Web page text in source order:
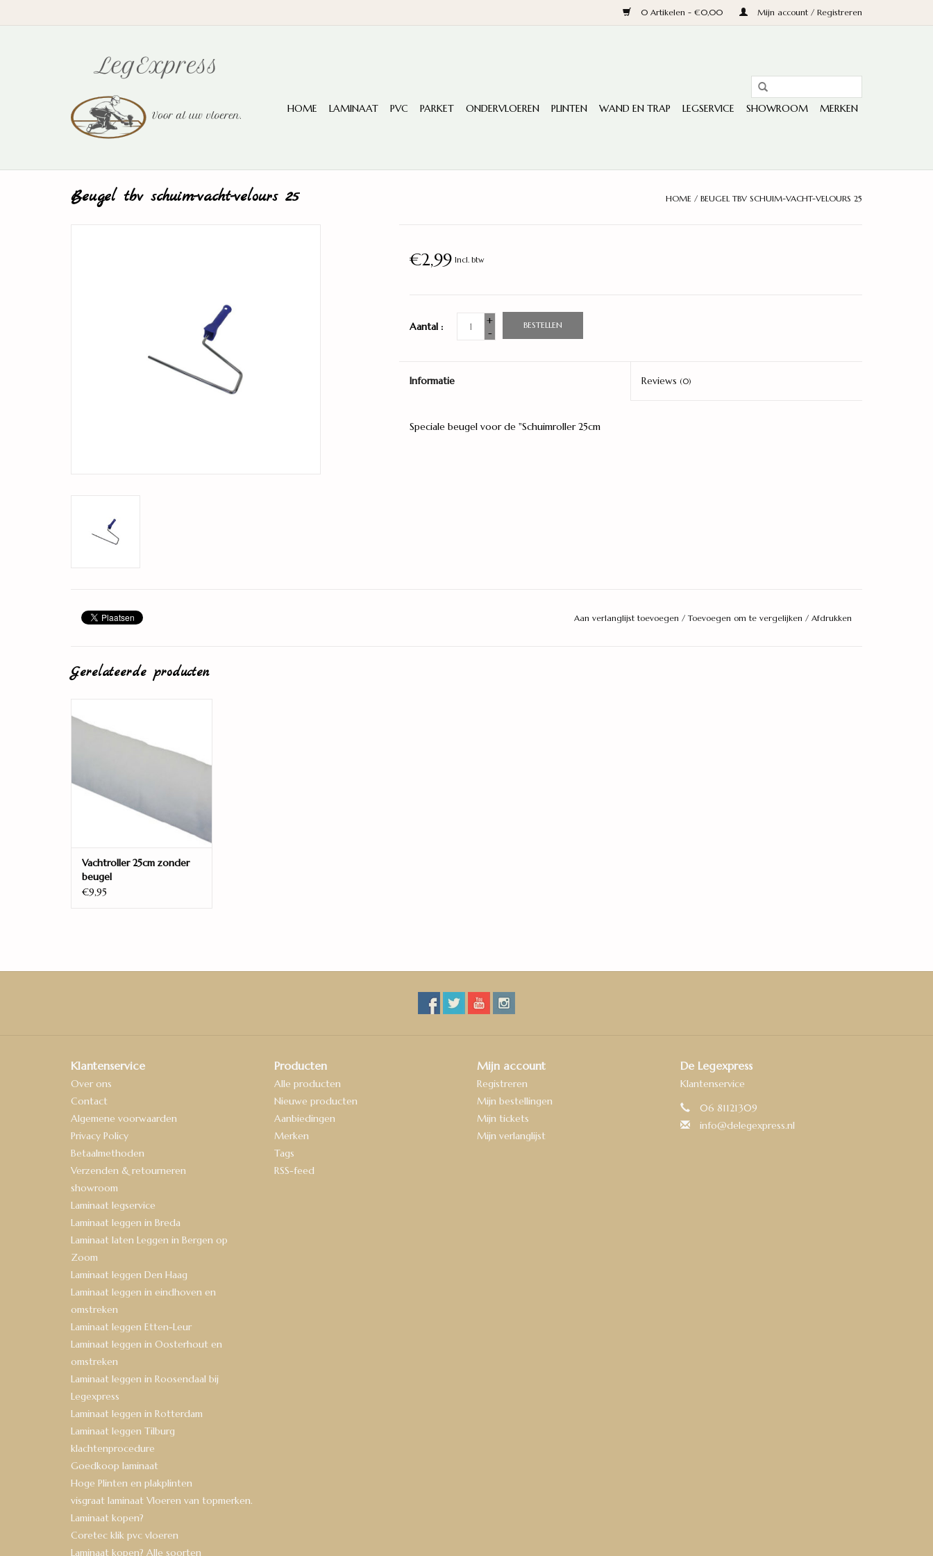
0 Artikelen - €0,00 Mijn account / Registreren
HOME LAMINAAT PVC PARKET ONDERVLOEREN PLINTEN WAND EN TRAP LEGSERVICE SHOWROOM MERKEN
Beugel tbv schuim-vacht-velours 25 HOME / BEUGEL TBV SCHUIM-VACHT-VELOURS 25
€2,99 Incl. btw
Aantal :
+
-
BESTELLEN
Informatie Reviews(0)
Speciale beugel voor de "Schuimroller 25cm
Aan verlanglijst toevoegen /Toevoegen om te vergelijken / Afdrukken
Gerelateerde producten
TOEVOEGEN AAN WINKELWAGEN
Vachtroller 25cm zonder
beugel
€9,95
Klantenservice
Over ons
Contact
Algemene voorwaarden
Privacy Policy
Betaalmethoden
Verzenden & retourneren
showroom
Laminaat legservice
Laminaat leggen in Breda
Laminaat laten Leggen in Bergen op
Zoom
Laminaat leggen Den Haag
Laminaat leggen in eindhoven en
omstreken
Laminaat leggen Etten-Leur
Laminaat leggen in Oosterhout en
omstreken
Laminaat leggen in Roosendaal bij
Legexpress
Laminaat leggen in Rotterdam
Laminaat leggen Tilburg
klachtenprocedure
Goedkoop laminaat
Hoge Plinten en plakplinten
visgraat laminaat Vloeren van topmerken.
Laminaat kopen?
Coretec klik pvc vloeren
Laminaat kopen? Alle soorten
Producten
Alle producten
Nieuwe producten
Aanbiedingen
Merken
Tags
RSS-feed
Mijn account
Registreren
Mijn bestellingen
Mijn tickets
Mijn verlanglijst
De Legexpress
Klantenservice
06 81121309
info@delegexpress.nl